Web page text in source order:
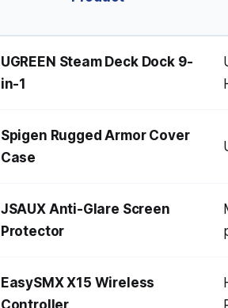
UGREEN Steam Deck Dock 9-
in-1
Spigen Rugged Armor Cover
Case
JSAUX Anti-Glare Screen
Protector
EasySMX X15 Wireless
Controller